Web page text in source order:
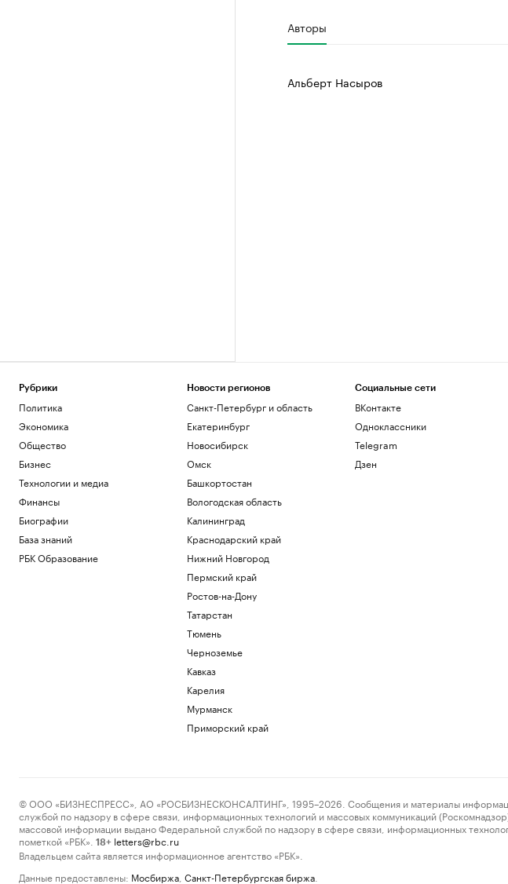
Авторы
Альберт Насыров
Рубрики
Политика
Экономика
Общество
Бизнес
Технологии и медиа
Финансы
Биографии
База знаний
РБК Образование
Новости регионов
Санкт-Петербург и область
Екатеринбург
Новосибирск
Омск
Башкортостан
Вологодская область
Калининград
Краснодарский край
Нижний Новгород
Пермский край
Ростов-на-Дону
Татарстан
Тюмень
Черноземье
Кавказ
Карелия
Мурманск
Приморский край
Социальные сети
ВКонтакте
Одноклассники
Telegram
Дзен
© ООО «БИЗНЕСПРЕСС», АО «РОСБИЗНЕСКОНСАЛТИНГ», 1995–2026. Сообщения и материалы
службой по надзору в сфере связи, информационных технологий и массовых коммуникаций
массовой информации выдано Федеральной службой по надзору в сфере связи, информационных
пометкой «РБК».
18+ letters@rbc.ru
Владельцем сайта является информационное агентство «РБК».
Данные предоставлены: Мосбиржа Санкт-Петербургская биржа